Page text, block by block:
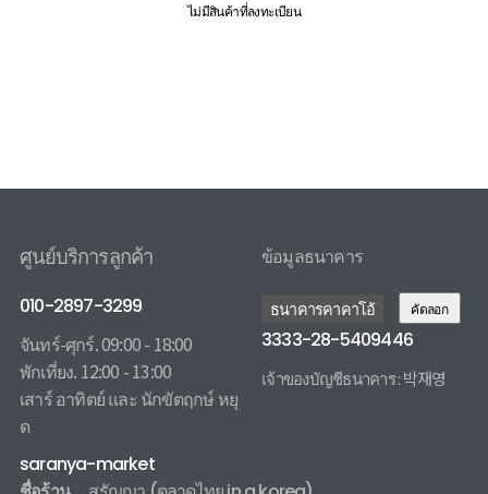
ไม่มีสินค้าที่ลงทะเบียน
ศูนย์บริการลูกค้า
010-2897-3299
จันทร์-ศุกร์. 09:00 - 18:00
พักเที่ยง. 12:00 - 13:00
เสาร์ อาทิตย์ และ นักขัตฤกษ์ หยุ
ด
ข้อมูลธนาคาร
ธนาคารคาคาโอ้ คัดลอก
3333-28-5409446
เจ้าของบัญชีธนาคาร : 박재영
saranya-market